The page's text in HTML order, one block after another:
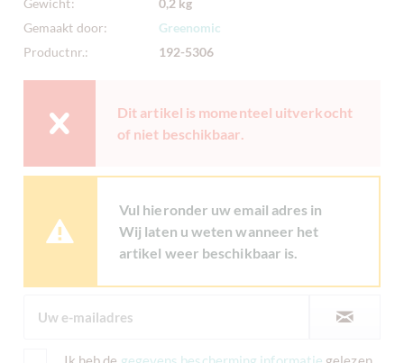
Gewicht:
0,2 kg
Gemaakt door:
Greenomic
Productnr.:
192-5306
Dit artikel is momenteel uitverkocht
of niet beschikbaar.
Vul hieronder uw email adres in
Wij laten u weten wanneer het
artikel weer beschikbaar is.